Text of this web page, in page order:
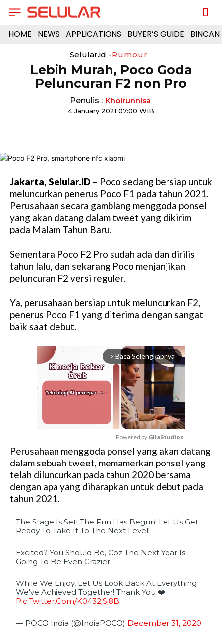
HOME NEWS APPLICATIONS BUYER’S GUIDE
Selular.id - Rumour
Lebih Murah, Poco Goda
Peluncuran F2 non Pro
Penulis : Khoirunnisa
4 January 2021 07:00 WIB
Jakarta, Selular.ID – Poco sedang bersiap untuk
meluncurkan penerus Poco F1 pada tahun 2021.
Perusahaan secara gamblang menggoda ponsel
yang akan datang dalam tweet yang dikirim
pada Malam Tahun Baru.
Sementara Poco F2 Pro sudah ada dan dirilis
tahun lalu, dan sekarang Poco menjanjikan
peluncuran F2 versi reguler.
Ya, perusahaan bersiap untuk meluncurkan F2,
penerus Poco F1 yang diterima dengan sangat
baik saat debut.
arrow_forward_ios Baca Selengkapnya
M
u
t
e
Powered by GliaStudios
Perusahaan menggoda ponsel yang akan datang
dalam sebuah tweet, memamerkan ponsel yang
telah diluncurkan pada tahun 2020 bersama
dengan apa yang diharapkan untuk debut pada
tahun 2021.
The Stage Is Set! The Fun Has Begun! Let Us Get
Ready To Take It To The Next Level!
Excited? You Should Be, Coz The Next Year Is
Going To Be Even Crazier.
While We Enjoy, Let Us Look Back At Everything
We've Achieved Together! Thank You ❤️
Pic.twitter.com/K0432jSj8B
— POCO India (@IndiaPOCO) December 31, 2020